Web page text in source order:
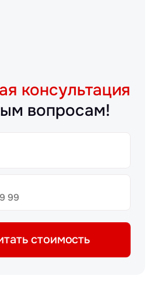
консультация
вопросам!
стоимость